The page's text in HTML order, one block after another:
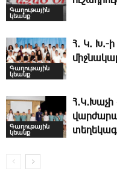
Գաղութային
կեանք
Գաղութային
կեանք
Հ. Կ. Խ.-ի
Գաղութային
կեանք